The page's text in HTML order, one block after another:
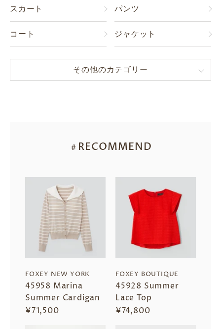
スカート パンツ
コート ジャケット
その他のカテゴリー
＃ RECOMMEND
FOXEY NEW YORK
45958 Marina
Summer Cardigan
¥71,500
FOXEY BOUTIQUE
45928 Summer
Lace Top
¥74,800